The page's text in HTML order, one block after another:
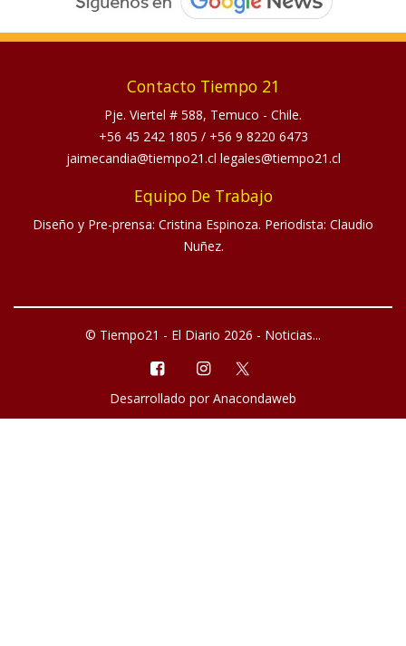
Contacto Tiempo 21
Pje. Viertel # 588, Temuco - Chile.
+56 45 242 1805 / +56 9 8220 6473
jaimecandia@tiempo21.cl legales@tiempo21.cl
Equipo De Trabajo
Diseño y Pre-prensa: Cristina Espinoza. Periodista: Claudio
Nuñez.
© Tiempo21 - El Diario 2026 - Noticias...
Desarrollado por Anacondaweb